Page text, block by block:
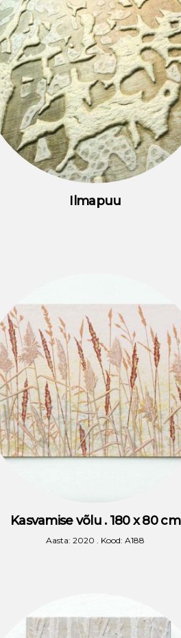
Ilmapuu
Kasvamise võlu . 180 x 80 cm
Aasta: 2020 . Kood: A188